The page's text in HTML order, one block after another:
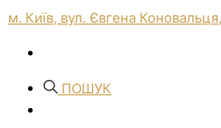
м. Київ, вул. Євгена
ПОШУК